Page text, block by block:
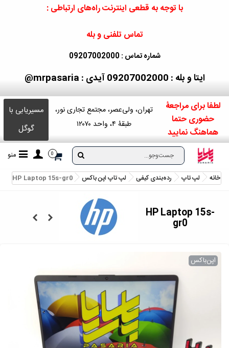
با توجه به قطعی اینترنت راه‌های ارتباطی :
تماس تلفنی و بله
شماره تماس : 09207002000
ایتا و بله : 09207002000 آیدی : mrpasaria@
لطفا برای مراجعۀ
حضوری حتما
هماهنگ نمایید
تهران، ولی‌عصر، مجتمع تجاری نور،
طبقۀ ۴، واحد ۱۲۰۷۰
مسیریابی با
گوگل
0 منو
خانه لپ تاپ رده‌بندی کیفی لپ تاپ اپن باکس HP Laptop 15s-gr0
HP Laptop 15s-
gr0
اپن‌باکس